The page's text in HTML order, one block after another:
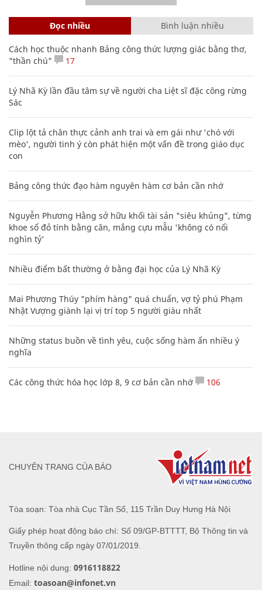
Đọc nhiều Bình luận nhiều
Cách học thuộc nhanh Bảng công thức lượng giác bằng thơ,
"thần chú"
17
Lý Nhã Kỳ lần đầu tâm sự về người cha Liệt sĩ đặc công rừng
Sác
Clip lột tả chân thực cảnh anh trai và em gái như 'chó với
mèo', người tinh ý còn phát hiện một vấn đề trong giáo dục
con
Bảng công thức đạo hàm nguyên hàm cơ bản cần nhớ
Nguyễn Phương Hằng sở hữu khối tài sản "siêu khủng", từng
khoe sổ đỏ tính bằng cân, mắng cựu mẫu 'không có nổi
nghìn tỷ'
Nhiều điểm bất thường ở bằng đại học của Lý Nhã Kỳ
Mai Phương Thúy "phím hàng" quá chuẩn, vợ tỷ phú Phạm
Nhật Vượng giành lại vị trí top 5 người giàu nhất
Những status buồn về tình yêu, cuộc sống hàm ẩn nhiều ý
nghĩa
Các công thức hóa học lớp 8, 9 cơ bản cần nhớ 106
Tòa soạn: Tòa nhà Cục Tần Số, 115 Trần Duy Hưng Hà Nội
Giấy phép hoạt động báo chí: Số 09/GP-BTTTT, Bộ Thông tin và
Truyền thông cấp ngày 07/01/2019.
Hotline nội dung: 0916118822
Email: toasoan@infonet.vn
CHUYÊN TRANG CỦA BÁO